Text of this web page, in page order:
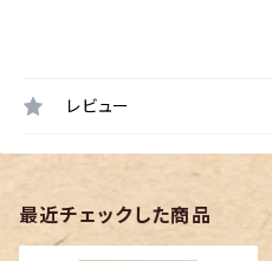
レビュー
最近チェックした商品